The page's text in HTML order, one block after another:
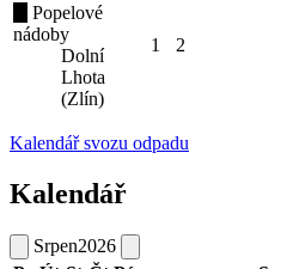
Popelové
nádoby
Dolní
Lhota
(Zlín)
1 2
Kalendář svozu odpadu
Kalendář
Srpen2026